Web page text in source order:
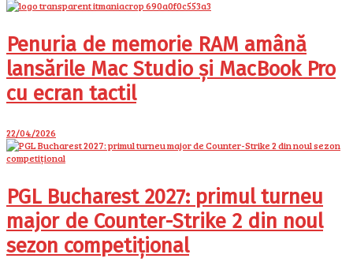
Penuria de memorie RAM amână
lansările Mac Studio și MacBook Pro
cu ecran tactil
22/04/2026
PGL Bucharest 2027: primul turneu
major de Counter-Strike 2 din noul
sezon competițional